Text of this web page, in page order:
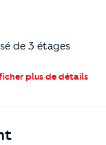
de 3 étages
plus de détails